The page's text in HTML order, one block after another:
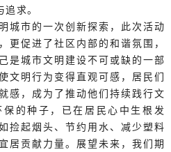
求。
城市的一次创新探索，此次活动
更促进了社区内部的和谐氛围，
是城市文明建设不可或缺的一部
文明行为变得直观可感，居民们
感，成为了推动他们持续践行文
的种子，已在居民心中生根发
捡起烟头、节约用水、减少塑料
居贡献力量。展望未来，我们期